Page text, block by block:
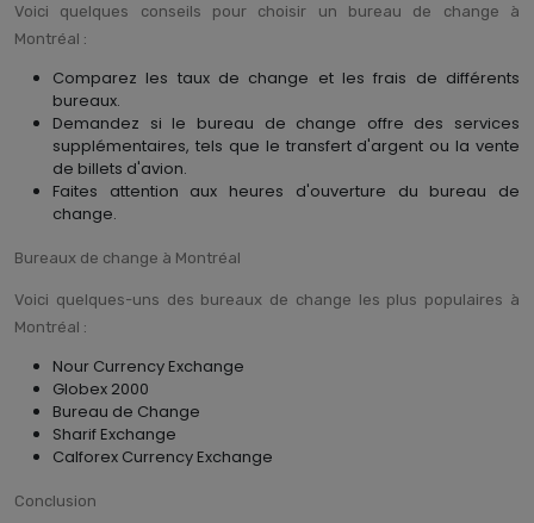
Voici quelques conseils pour choisir un bureau de change à
Montréal :
Comparez les taux de change et les frais de différents
bureaux.
Demandez si le bureau de change offre des services
supplémentaires, tels que le transfert d'argent ou la vente
de billets d'avion.
Faites attention aux heures d'ouverture du bureau de
change.
Bureaux de change à Montréal
Voici quelques-uns des bureaux de change les plus populaires à
Montréal :
Nour Currency Exchange
Globex 2000
Bureau de Change
Sharif Exchange
Calforex Currency Exchange
Conclusion